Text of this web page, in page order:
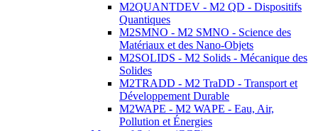
M2QUANTDEV - M2 QD - Dispositifs
Quantiques
M2SMNO - M2 SMNO - Science des
Matériaux et des Nano-Objets
M2SOLIDS - M2 Solids - Mécanique des
Solides
M2TRADD - M2 TraDD - Transport et
Développement Durable
M2WAPE - M2 WAPE - Eau, Air,
Pollution et Énergies